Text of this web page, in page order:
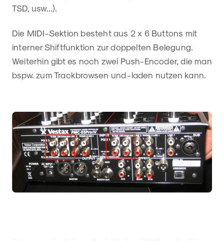
TSD, usw...).
Die MIDI-Sektion besteht aus 2 x 6 Buttons mit
interner Shiftfunktion zur doppelten Belegung.
Weiterhin gibt es noch zwei Push-Encoder, die man
bspw. zum Trackbrowsen und -laden nutzen kann.